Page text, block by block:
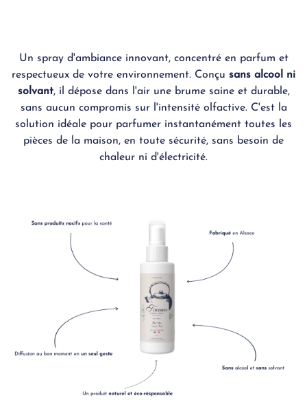
Un spray d'ambiance innovant, concentré en parfum et
respectueux de votre environnement. Conçu sans alcool ni
solvant, il dépose dans l'air une brume saine et durable,
sans aucun compromis sur l'intensité olfactive. C'est la
solution idéale pour parfumer instantanément toutes les
pièces de la maison, en toute sécurité, sans besoin de
chaleur ni d'électricité.